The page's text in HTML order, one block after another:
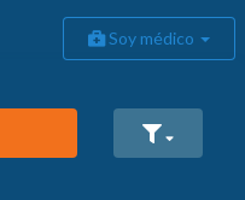
Soy médico